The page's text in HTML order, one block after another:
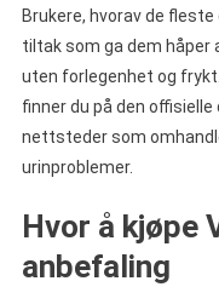
Brukere, hvorav de
tiltak som ga dem håper
uten forlegenhet og
finner du på den
nettsteder som
urinproblemer.
Hvor å kjøpe
anbefaling